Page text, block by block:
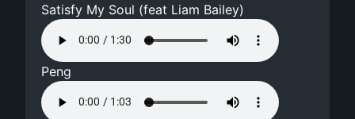
Satisfy My Soul (feat Liam Bailey)
Peng